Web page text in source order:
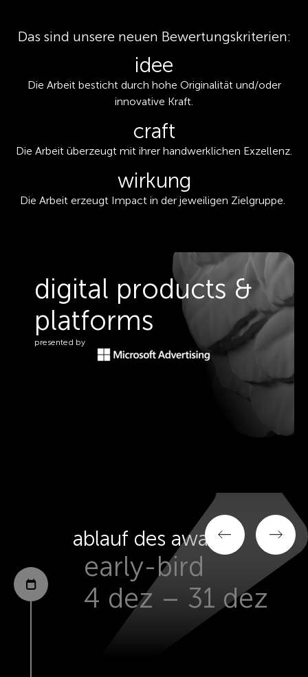
Das sind unsere neuen Bewertungskriterien:
idee
Die Arbeit besticht durch hohe Originalität und/oder
innovative Kraft.
craft
Die Arbeit überzeugt mit ihrer handwerklichen Exzellenz.
wirkung
Die Arbeit erzeugt Impact in der jeweiligen Zielgruppe.
digital products &
platforms
presented by
ablauf des awards
early-bird
4 dez – 31 dez